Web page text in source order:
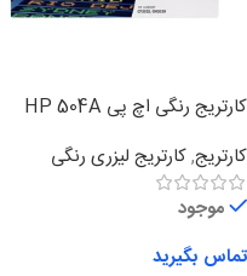
کارتریج رنگی اچ پی HP 504A
کارتریج,کارتریج لیزری رنگی
موجود
تماس بگیرید